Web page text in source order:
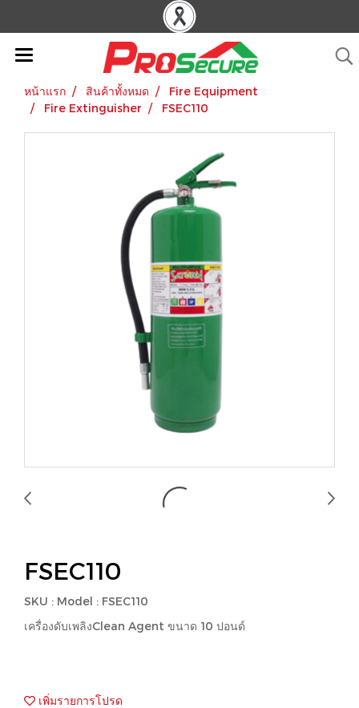
หน้าแรก สินค้าทั้งหมด
Fire Equipment
Fire Extinguisher
FSEC110
FSEC110
SKU : Model : FSEC110
เครื่องดับเพลิงClean Agent ขนาด 10 ปอนด์
เพิ่มรายการโปรด